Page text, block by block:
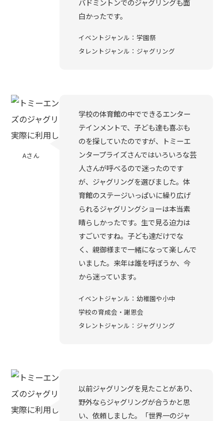
バドミントンでのジャグリングも面
白かったです。
イベントジャンル：学園祭
タレントジャンル：ジャグリング
Aさん
学校の体育館の中でできるエンター
テインメントで、子ども達も喜ぶも
のを探していたのですが、トミーエ
ンタープライズさんではいろいろな芸
人さんが呼べるので迷ったのです
が、ジャグリングを選びました。体
育館のステージいっぱいに繰り広げ
られるジャグリングショーは本当素
晴らしかったです。生で見る迫力は
すごいですね。子ども達だけでな
く、親御様まで一緒になって楽しんで
いました。来年は誰を呼ぼうか、今
から迷っています。
イベントジャンル：幼稚園や小中
学校の育成会・謝恩会
タレントジャンル：ジャグリング
以前ジャグリングを見たことがあり、
野外ならジャグリングが合うかと思
い、依頼しました。「世界一のジャ